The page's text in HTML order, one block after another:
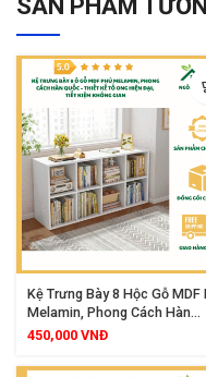
SẢN PHẨM
Kệ Trưng Bày 8 Hộc Gỗ MDF
Melamin, Phong Cách Hàn
Quốc, Thiết Kế Tổ Ong Hiện
450,000 VNĐ